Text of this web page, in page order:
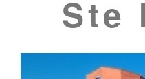
Ste